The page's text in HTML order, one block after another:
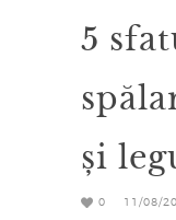
5
și
0 11/08/